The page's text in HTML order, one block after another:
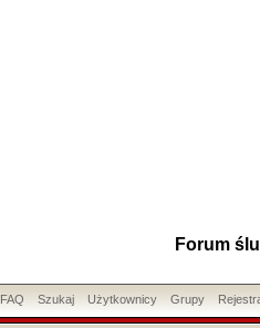
Forum
FAQ Szukaj Użytkownicy Grupy